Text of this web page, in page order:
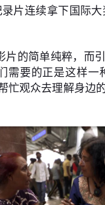
片连续拿下国际
片的简单纯粹，而
需要的正是这样一
忙观众去理解身边